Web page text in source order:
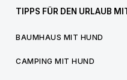
TIPPS FÜR DEN URLAUB
BAUMHAUS MIT HUND
CAMPING MIT HUND